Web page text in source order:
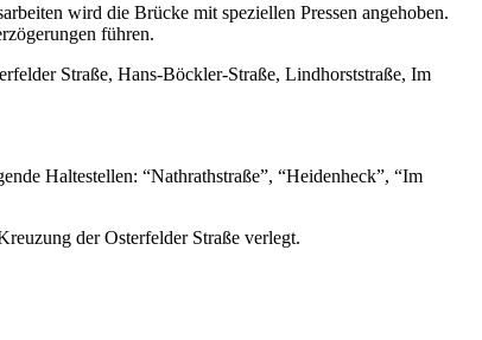
wird die Brücke mit speziellen Pressen angehoben.
führen.
Straße, Hans-Böckler-Straße, Lindhorststraße, Im
Haltestellen: “Nathrathstraße”, “Heidenheck”, “Im
der Osterfelder Straße verlegt.